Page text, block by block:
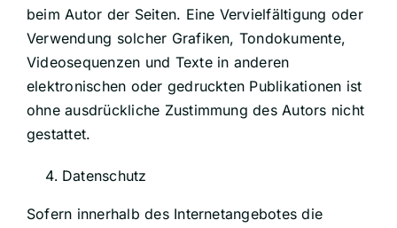
beim Autor der Seiten. Eine Vervielfältigung oder
Verwendung solcher Grafiken, Tondokumente,
Videosequenzen und Texte in anderen
elektronischen oder gedruckten Publikationen ist
ohne ausdrückliche Zustimmung des Autors nicht
gestattet.
Datenschutz
Sofern innerhalb des Internetangebotes die